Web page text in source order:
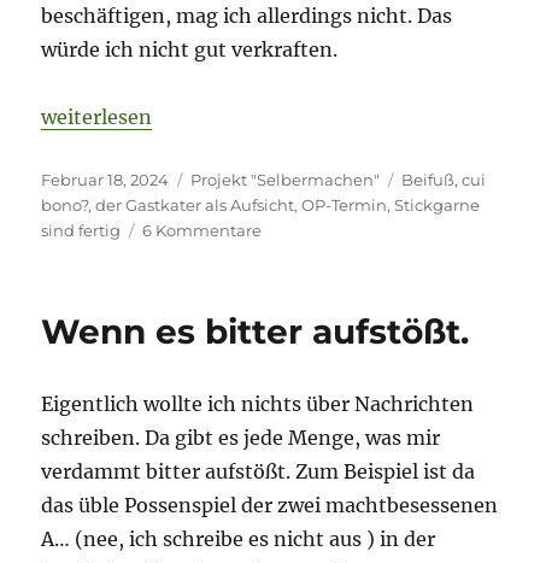
beschäftigen, mag ich allerdings nicht. Das
würde ich nicht gut verkraften.
„Cui bono?“
weiterlesen
Veröffentlicht
am
Februar 18, 2024 Kategorien
Projekt "Selbermachen" Schlagwörter
Beifuß,cui
bono?,der Gastkater als Aufsicht,OP-Termin,Stickgarne
sind fertig
6 Kommentarezu
Wenn es bitter aufstößt.
Eigentlich wollte ich nichts über Nachrichten
schreiben. Da gibt es jede Menge, was mir
verdammt bitter aufstößt. Zum Beispiel ist da
das üble Possenspiel der zwei machtbesessenen
A… (nee, ich schreibe es nicht aus ) in der